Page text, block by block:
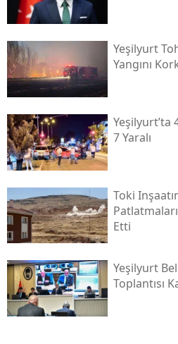
Yeşilyurt
Yangını
Yeşilyurt’ta
7 Yaralı
Toki̇
Etti
Yeşilyurt
Toplantısı